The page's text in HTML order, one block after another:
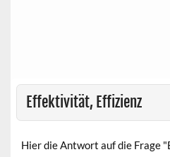
Effektivität, Effizienz
Hier die Antwort auf die Frage